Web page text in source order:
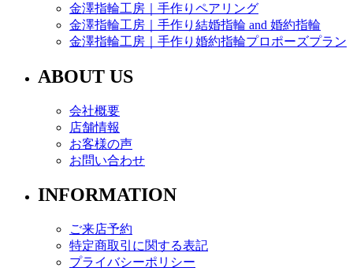
金澤指輪工房｜手作りペアリング
金澤指輪工房｜手作り結婚指輪 and 婚約指輪
金澤指輪工房｜手作り婚約指輪プロポーズプラン
ABOUT US
会社概要
店舗情報
お客様の声
お問い合わせ
INFORMATION
ご来店予約
特定商取引に関する表記
プライバシーポリシー